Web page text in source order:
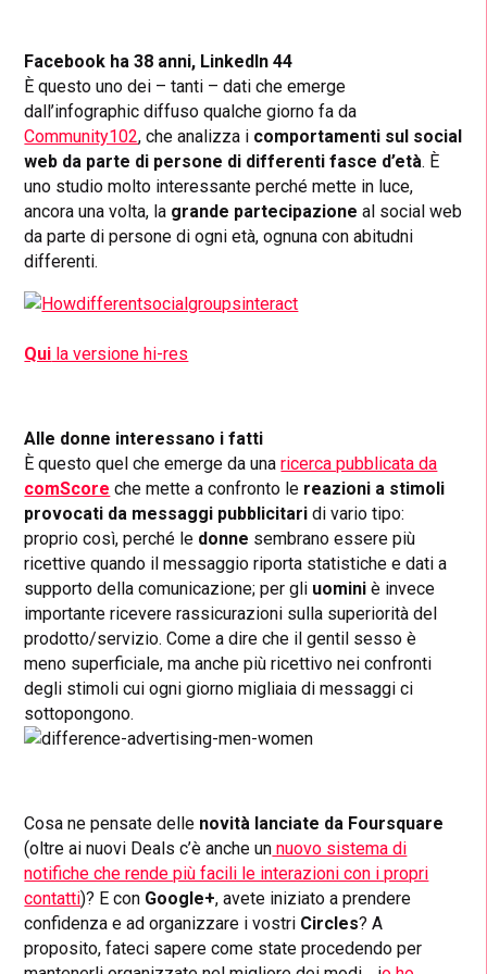
Facebook ha 38 anni, LinkedIn 44
È questo uno dei – tanti – dati che emerge
dall’infographic diffuso qualche giorno fa da
Community102, che analizza i comportamenti sul social
web da parte di persone di differenti fasce d’età. È
uno studio molto interessante perché mette in luce,
ancora una volta, la grande partecipazione al social web
da parte di persone di ogni età, ognuna con abitudni
differenti.
Qui la versione hi-res
Alle donne interessano i fatti
È questo quel che emerge da unaricerca pubblicata da
comScore che mette a confronto le reazioni a stimoli
provocati da messaggi pubblicitari di vario tipo:
proprio così, perché le donne sembrano essere più
ricettive quando il messaggio riporta statistiche e dati a
supporto della comunicazione; per gli uomini è invece
importante ricevere rassicurazioni sulla superiorità del
prodotto/servizio. Come a dire che il gentil sesso è
meno superficiale, ma anche più ricettivo nei confronti
degli stimoli cui ogni giorno migliaia di messaggi ci
sottopongono.
Cosa ne pensate delle novità lanciate da Foursquare
(oltre ai nuovi Deals c’è anche un nuovo sistema di
notifiche che rende più facili le interazioni con i propri
contatti)? E con Google+, avete iniziato a prendere
confidenza e ad organizzare i vostri Circles? A
proposito, fateci sapere come state procedendo per